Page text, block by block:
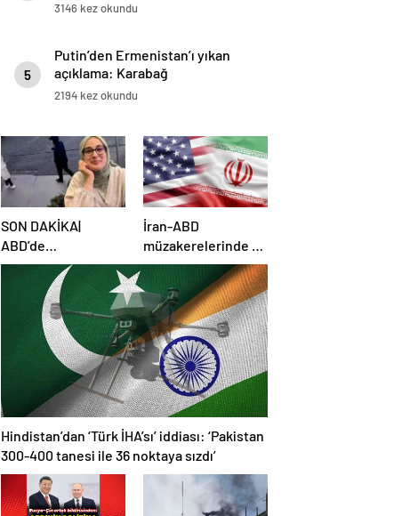
3146 kez okundu
5
Putin’den Ermenistan’ı yıkan
açıklama: Karabağ
Azerbaycan’ın ayrılmaz bir
2194 kez okundu
SON DAKİKA|
ABD’de
mahkemeden
Rümeysa Öztürk
kararı: Serbest
bırakıldı!
İran-ABD
müzakerelerinde 4.
tur için tarih belli
oldu
Hindistan’dan ‘Türk İHA’sı’ iddiası: ‘Pakistan
300-400 tanesi ile 36 noktaya sızdı’